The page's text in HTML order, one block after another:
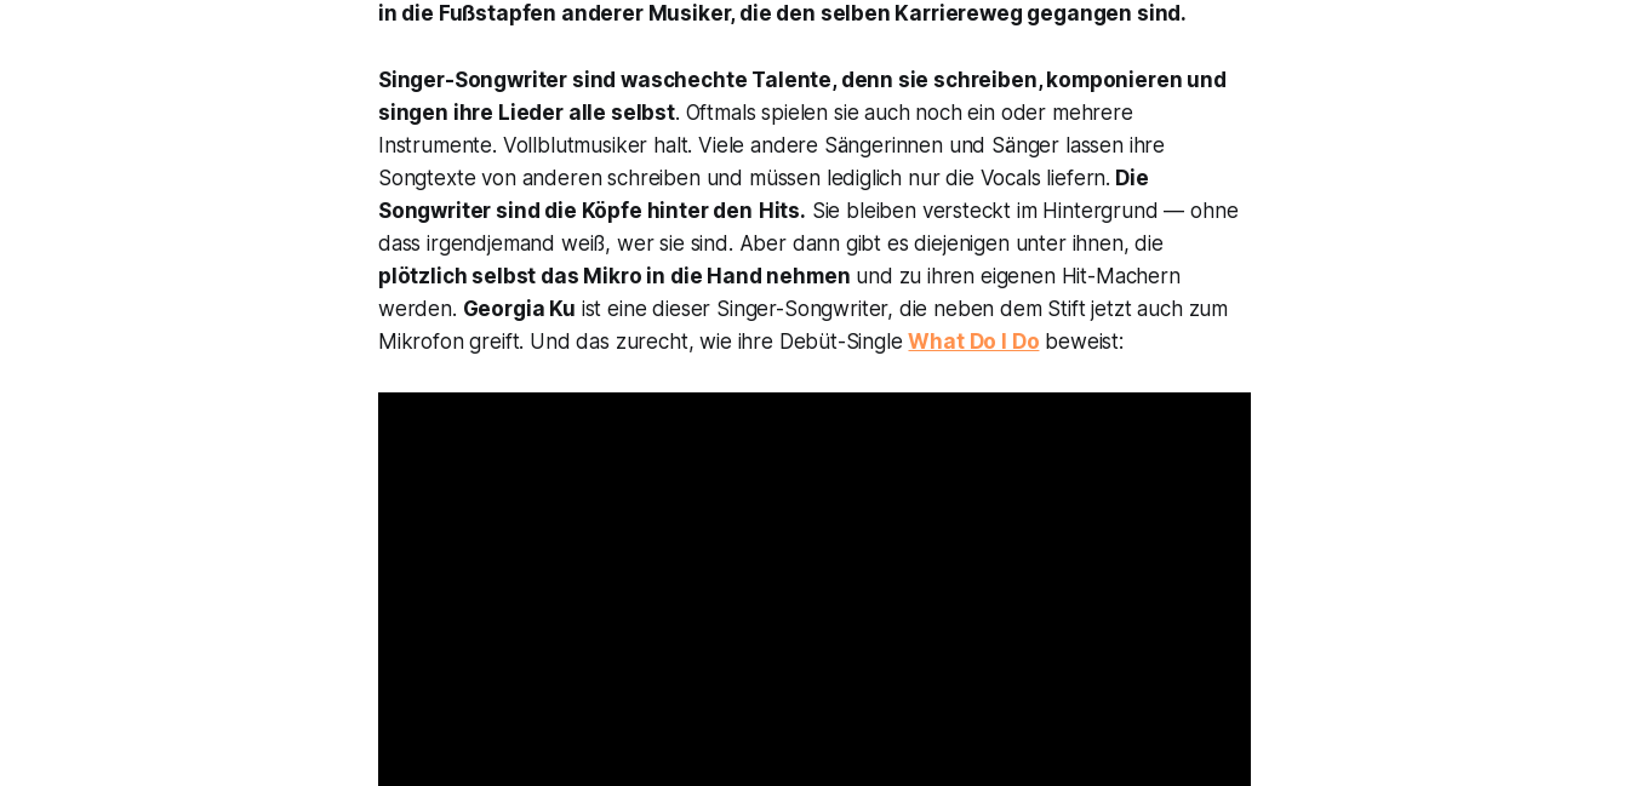
in die Fußstapfen anderer Musiker, die den selben Karriereweg gegangen sind.
Singer-Songwriter sind waschechte Talente, denn sie schreiben, komponieren und
singen ihre Lieder alle selbst. Oftmals spielen sie auch noch ein oder mehrere
Instrumente. Vollblutmusiker halt. Viele andere Sängerinnen und Sänger lassen ihre
Songtexte von anderen schreiben und müssen lediglich nur die Vocals liefern. Die
Songwriter sind die Köpfe hinter den Hits. Sie bleiben versteckt im Hintergrund — ohne
dass irgendjemand weiß, wer sie sind. Aber dann gibt es diejenigen unter ihnen, die
plötzlich selbst das Mikro in die Hand nehmen und zu ihren eigenen Hit-Machern
werden. Georgia Ku ist eine dieser Singer-Songwriter, die neben dem Stift jetzt auch zum
Mikrofon greift. Und das zurecht, wie ihre Debüt-SingleWhat Do I Do beweist: